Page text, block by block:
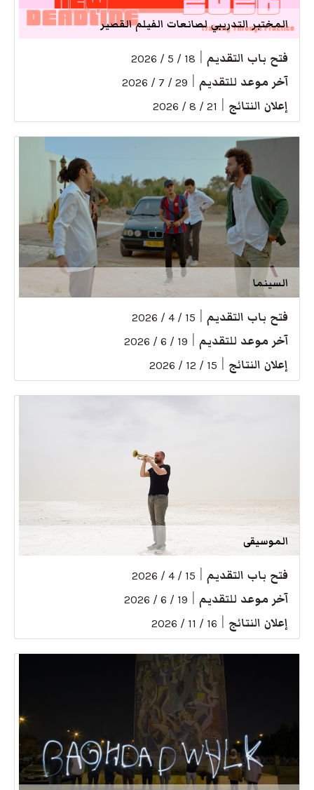
المختبر التدريبي لصانعات الفيلم القصير
فتح باب التقديم 18 / 5 / 2026
آخر موعد للتقديم 29 / 7 / 2026
إعلان النتائج 21 / 8 / 2026
السينما
فتح باب التقديم 15 / 4 / 2026
آخر موعد للتقديم 19 / 6 / 2026
إعلان النتائج 15 / 12 / 2026
الموسيقى
فتح باب التقديم 15 / 4 / 2026
آخر موعد للتقديم 19 / 6 / 2026
إعلان النتائج 16 / 11 / 2026